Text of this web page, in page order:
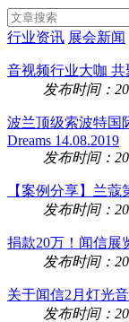
行业资讯 展会新闻
音视频行业大咖 共
发布时间：
波兰顶级索波特国
Dreams 14.08.2019
发布时间：
【案例分享】兰
发布时间：
捐款20万！闻信展
发布时间：
关于闻信2月灯光
发布时间：